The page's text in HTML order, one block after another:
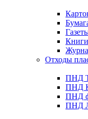
Книги
Отходы
ПНД
ПНД
ПНД
ПНД